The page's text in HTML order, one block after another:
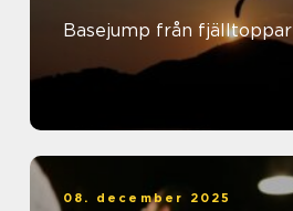
Basejump från fjälltoppar
08. december 2025